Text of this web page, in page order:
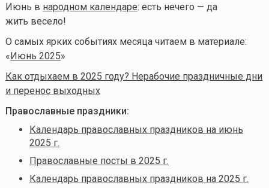
Июнь в народном календаре: есть нечего — да
жить весело!
О самых ярких событиях месяца читаем в материале:
«Июнь 2025»
Как отдыхаем в 2025 году? Нерабочие праздничные дни
и перенос выходных
Православные праздники:
Календарь православных праздников на июнь
2025 г.
Православные посты в 2025 г.
Календарь православных праздников на 2025 г.